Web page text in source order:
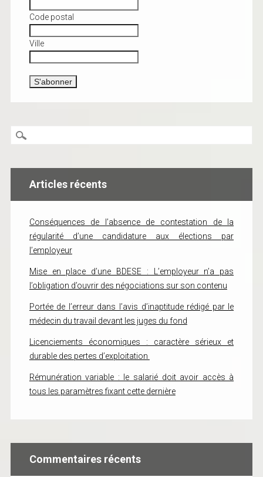
Code postal
Ville
Articles récents
Conséquences de l’absence de contestation de la
régularité d’une candidature aux élections par
l’employeur
Mise en place d’une BDESE : L’employeur n’a pas
l’obligation d’ouvrir des négociations sur son contenu
Portée de l’erreur dans l’avis d’inaptitude rédigé par le
médecin du travail devant les juges du fond
Licenciements économiques : caractère sérieux et
durable des pertes d’exploitation
Rémunération variable : le salarié doit avoir accès à
tous les paramètres fixant cette dernière
Commentaires récents